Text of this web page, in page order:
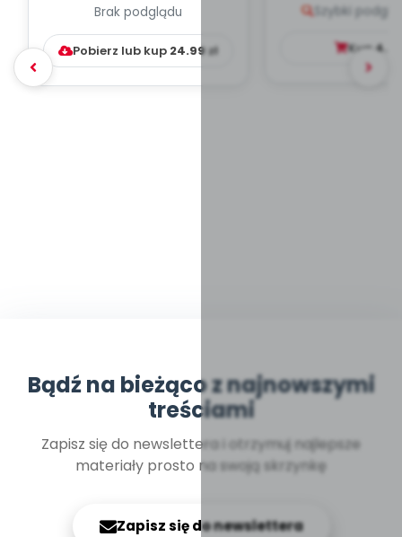
WYCHOWAWCZO –
DYDAKTYC...
Brak podglądu
Pobierz lub kup 24.99zł
Szybki
Kup
Bądź na bieżąco z najnowszymi
treściami
Zapisz się do newslettera i otrzymuj najlepsze
materiały prosto na swoją skrzynkę
Zapisz się do newslettera